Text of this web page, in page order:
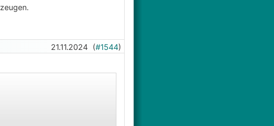
21.11.2024 (#1544)